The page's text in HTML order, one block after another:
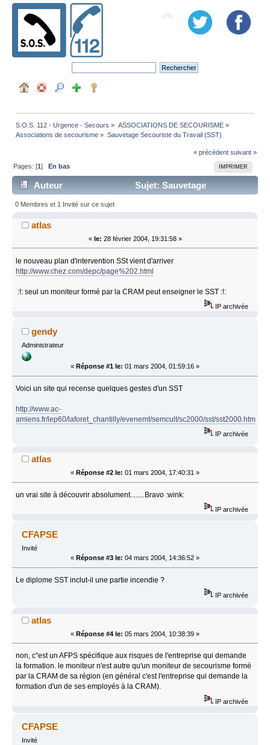
S.O.S. 112 - Urgence - Secours » ASSOCIATIONS DE SECOURISME»
Associations de secourisme » Sauvetage Secouriste du Travail (SST)
« précédent suivant »
IMPRIMER
Pages: [1]En bas
Auteur
Sujet: Sauvetage
Secouriste du Travail (SST) (Lu 27816 fois)
0 Membres et 1 Invité sur ce sujet
atlas
« le: 28 février 2004, 19:31:58 »
le nouveau plan d'intervention SSt vient d'arriver
http://www.chez.com/depc/page%202.html
:!: seul un moniteur formé par la CRAM peut enseigner le SST :!:
IP archivée
gendy
Administrateur
« Réponse #1 le: 01 mars 2004, 01:59:16 »
Voici un site qui recense quelques gestes d'un SST
http://www.ac-
amiens.fr/lep60/laforet_chantilly/evenemt/semcult/sc2000/sst/sst2000.htm
IP archivée
atlas
« Réponse #2 le: 01 mars 2004, 17:40:31 »
un vrai site à découvrir absolument........Bravo :wink:
IP archivée
CFAPSE
Invité
« Réponse #3 le: 04 mars 2004, 14:36:52 »
Le diplome SST inclut-il une partie incendie ?
IP archivée
atlas
« Réponse #4 le: 05 mars 2004, 10:38:39 »
non, c"est un AFPS spécifique aux risques de l'entreprise qui demande
la formation. le moniteur n'est autre qu'un moniteur de secourisme formé
par la CRAM de sa région (en général c'est l'entreprise qui demande la
formation d'un de ses employés à la CRAM).
IP archivée
CFAPSE
Invité